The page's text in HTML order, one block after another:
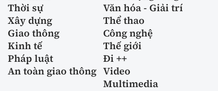
Thời sự
Văn hóa - Giải trí
Xây dựng
Thể thao
Giao thông
Công nghệ
Kinh tế
Thế giới
Pháp luật
Đi ++
An toàn giao thông Video
Multimedia